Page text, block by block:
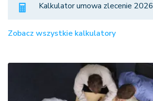
Kalkulator umowa zlecenie 2026
Zobacz wszystkie kalkulatory